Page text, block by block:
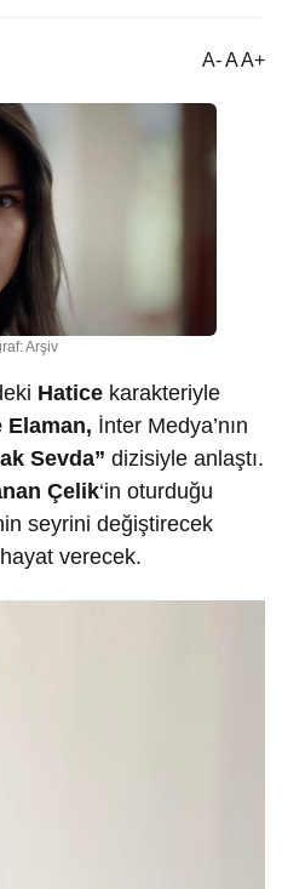
A- A A+
Arşiv
Hatice karakteriyle
Elaman, İnter Medya’nın
Sevda” dizisiyle anlaştı.
Çelik‘in oturduğu
seyrini değiştirecek
verecek.